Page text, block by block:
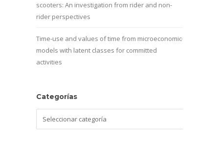
scooters: An investigation from rider and non-
rider perspectives
Time-use and values of time from microeconomic
models with latent classes for committed
activities
Categorías